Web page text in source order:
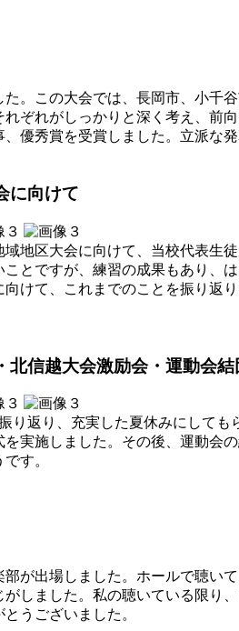
。この大会では、長岡市、小千
ぞれがしっかりと深く考え、前
優秀賞を受賞しました。立派な
に向けて
地区大会に向けて、当校代表生
とですが、練習の成果もあり、
けて、これまでのことを振り返
北信越大会激励会・運動会結
り返り、充実した夏休みにして
実施しました。その後、運動会
す。
が出場しました。ホールで聴い
しました。私の聴いている限り
うございました。